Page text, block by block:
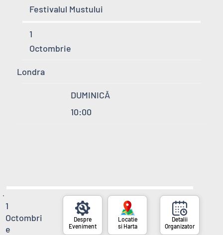
Festivalul Mustului
1
Octombrie
Londra
DUMINICĂ
10:00
Eveniment
Organizator
si Harta
1
Octombri
e